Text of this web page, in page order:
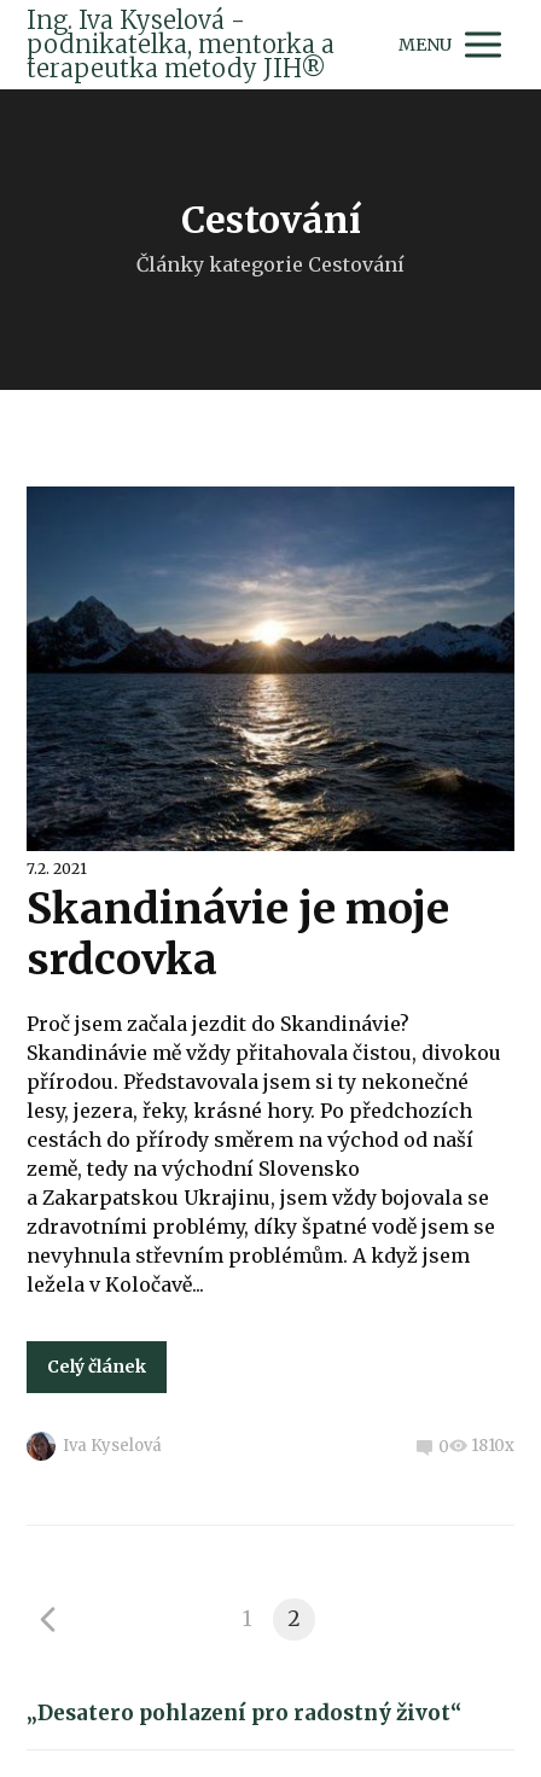
Ing. Iva Kyselová -
podnikatelka, mentorka a
terapeutka metody JIH®
MENU
Cestování
Články kategorie Cestování
7.2. 2021
Skandinávie je moje
srdcovka
Proč jsem začala jezdit do Skandinávie?
Skandinávie mě vždy přitahovala čistou, divokou
přírodou. Představovala jsem si ty nekonečné
lesy, jezera, řeky, krásné hory. Po předchozích
cestách do přírody směrem na východ od naší
země, tedy na východní Slovensko
a Zakarpatskou Ukrajinu, jsem vždy bojovala se
zdravotními problémy, díky špatné vodě jsem se
nevyhnula střevním problémům. A když jsem
ležela v Koločavě...
Celý článek
Iva Kyselová 0 1810x
1 2
„Desatero pohlazení pro radostný život“